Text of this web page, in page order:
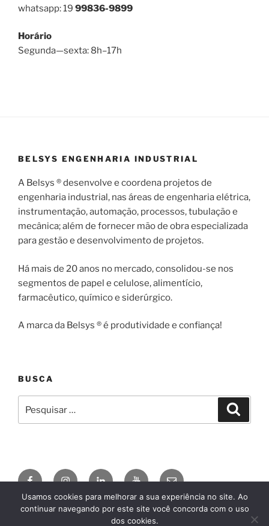
whatsapp: 19 99836-9899
Horário
Segunda—sexta: 8h–17h
BELSYS ENGENHARIA INDUSTRIAL
A Belsys ® desenvolve e coordena projetos de
engenharia industrial, nas áreas de engenharia elétrica,
instrumentação, automação, processos, tubulação e
mecânica; além de fornecer mão de obra especializada
para gestão e desenvolvimento de projetos.
Há mais de 20 anos no mercado, consolidou-se nos
segmentos de papel e celulose, alimentício,
farmacêutico, químico e siderúrgico.
A marca da Belsys ® é produtividade e confiança!
BUSCA
por:
FacebookInstagramLinkedinYouTubeE-
mail
© 2026BELSYS ENGENHARIA AgDSN, byClaudio
Usamos cookies para melhorar a sua experiência no site. Ao
continuar navegando por este site você concorda com o uso
dos cookies.